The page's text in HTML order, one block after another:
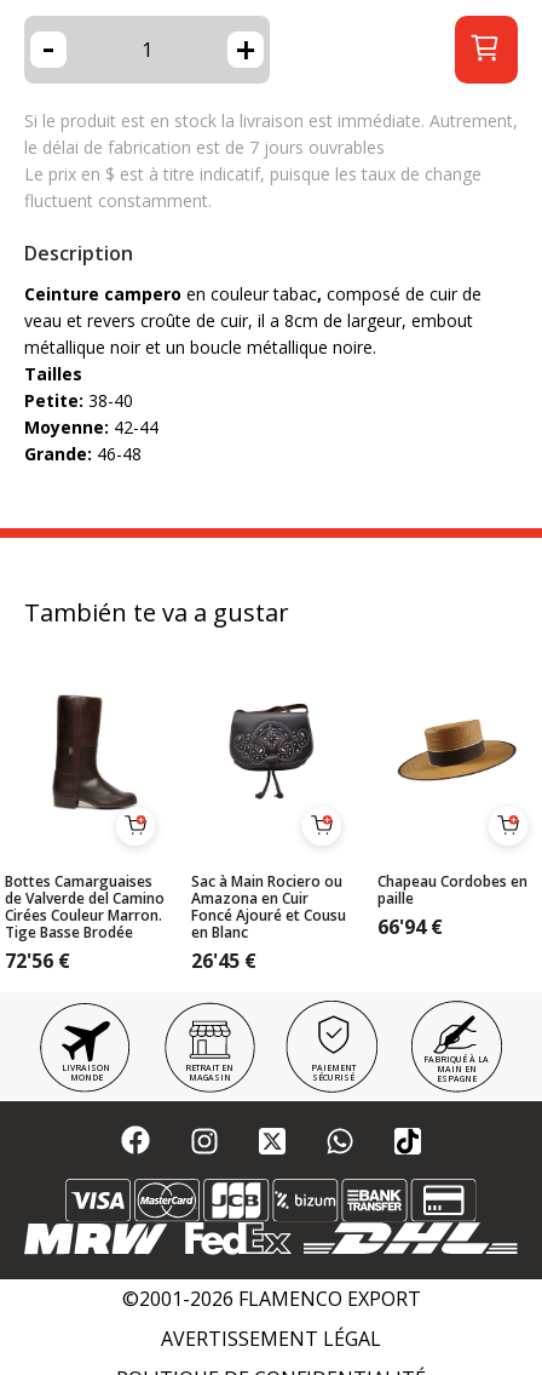
- +
Si le produit est en stock la livraison est immédiate. Autrement,
le délai de fabrication est de 7 jours ouvrables
Le prix en $ est à titre indicatif, puisque les taux de change
fluctuent constamment.
Description
Ceinture campero en couleur tabac, composé de cuir de
veau et revers croûte de cuir, il a 8cm de largeur, embout
métallique noir et un boucle métallique noire.
Tailles
Petite: 38-40
Moyenne: 42-44
Grande: 46-48
También te va a gustar
Bottes Camarguaises
de Valverde del Camino
Cirées Couleur Marron.
Tige Basse Brodée
72'56 €
Sac à Main Rociero ou
Amazona en Cuir
Foncé Ajouré et Cousu
en Blanc
26'45 €
Chapeau Cordobes en
paille
66'94€
LIVRAISON
MONDE
RETRAIT EN
MAGASIN
PAIEMENT
SÉCURISÉ
FABRIQUÉ À LA
MAIN EN
ESPAGNE
©2001-2026 FLAMENCO EXPORT
AVERTISSEMENT LÉGAL